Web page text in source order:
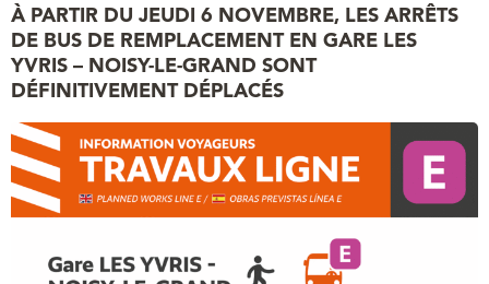
À PARTIR DU JEUDI 6 NOVEMBRE, LES ARRÊTS
DE BUS DE REMPLACEMENT EN GARE LES
YVRIS – NOISY-LE-GRAND SONT
DÉFINITIVEMENT DÉPLACÉS